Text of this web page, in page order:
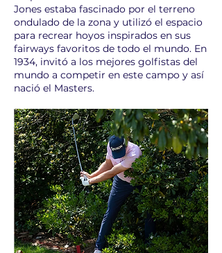
Jones estaba fascinado por el terreno
ondulado de la zona y utilizó el espacio
para recrear hoyos inspirados en sus
fairways favoritos de todo el mundo. En
1934, invitó a los mejores golfistas del
mundo a competir en este campo y así
nació el Masters.